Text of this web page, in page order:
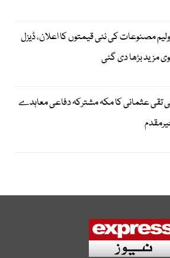
مصنوعات کی نئی قیمتوں کا اعلان، ڈیزل
مزید بڑھا دی گئی
تقی عثمانی کا مکہ مشترکہ دفاعی معاہدے